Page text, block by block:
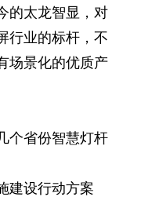
的太龙智显，对
行业的标杆，不
场景化的优质产
个省份智慧灯杆
建设行动方案